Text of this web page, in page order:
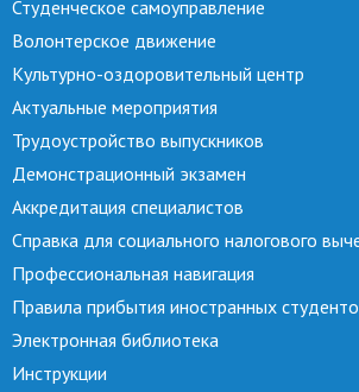
Студенческое самоуправление
Волонтерское движение
Культурно-оздоровительный центр
Актуальные мероприятия
Трудоустройство выпускников
Демонстрационный экзамен
Аккредитация специалистов
Справка для социального налогового
Профессиональная навигация
Правила прибытия иностранных
Электронная библиотека
Инструкции